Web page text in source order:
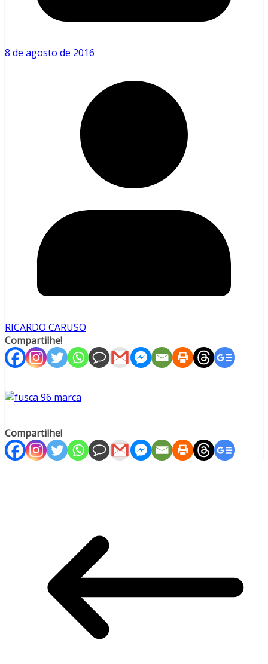
8 de agosto de 2016
RICARDO CARUSO
Compartilhe!
Compartilhe!